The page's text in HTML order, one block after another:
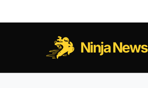
Ninja News